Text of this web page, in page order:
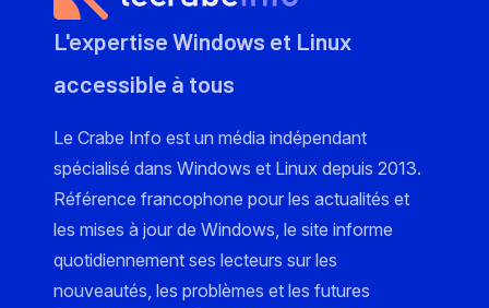
L'expertise Windows et Linux
accessible à tous
Le Crabe Info est un média indépendant
spécialisé dans Windows et Linux depuis 2013.
Référence francophone pour les actualités et
les mises à jour de Windows, le site informe
quotidiennement ses lecteurs sur les
nouveautés, les problèmes et les futures